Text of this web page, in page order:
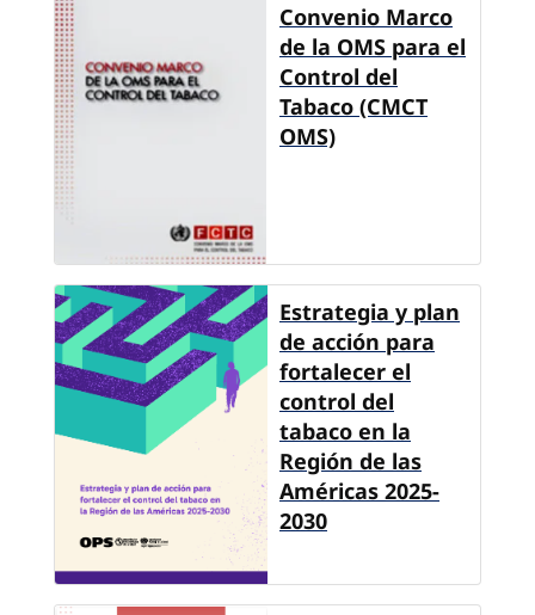
Convenio Marco
de la OMS para el
Control del
Tabaco (CMCT
OMS)
Estrategia y plan
de acción para
fortalecer el
control del
tabaco en la
Región de las
Américas 2025-
2030